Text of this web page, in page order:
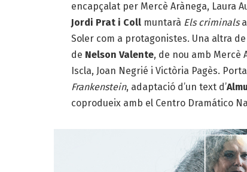
encapçalat per Mercè Arànega, Laura
Jordi Prat i Coll muntarà Els criminals
Soler com a protagonistes. Una altra
de Nelson Valente, de nou amb Mercè
Iscla, Joan Negrié i Victòria Pagès.
Frankenstein, adaptació d’un text d’
coprodueix amb el Centro Dramático